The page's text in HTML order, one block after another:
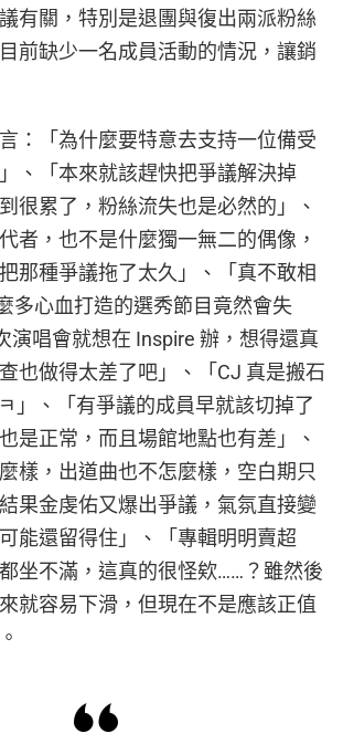
有關，特別是退團與復出兩派粉絲
前缺少一名成員活動的情況，讓銷
：「為什麼要特意去支持一位備受
、「本來就該趕快把爭議解決掉
很累了，粉絲流失也是必然的」、
者，也不是什麼獨一無二的偶像，
那種爭議拖了太久」、「真不敢相
多心血打造的選秀節目竟然會失
演唱會就想在 Inspire 辦，想得還真
也做得太差了吧」、「CJ 真是搬石
」、「有爭議的成員早就該切掉了
是正常，而且場館地點也有差」、
樣，出道曲也不怎麼樣，空白期只
果金虔佑又爆出爭議，氣氛直接變
能還留得住」、「專輯明明賣超
坐不滿，這真的很怪欸……？雖然後
就容易下滑，但現在不是應該正值